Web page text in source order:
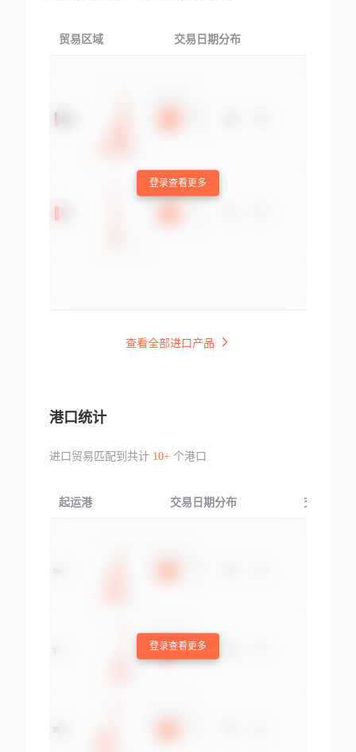
贸易区域 交易日期分布
登录查看更多
查看全部进口产品
港口统计
进口贸易匹配到共计 10+个港口
起运港 交易日期分布 交易产品
登录查看更多